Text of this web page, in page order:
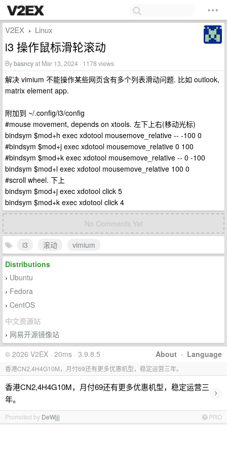
V2EX › Linux
i3 操作鼠标滑轮滚动
Bybasncyat Mar 13, 2024 · 1178 views
解决 vimium 不能操作某些网页含有多个列表滑动问题. 比如 outlook,
matrix element app.
附加到 ~/.config/i3/config
#mouse movement, depends on xtools. 左下上右(移动光标)
bindsym $mod+h exec xdotool mousemove_relative -- -100 0
#bindsym $mod+j exec xdotool mousemove_relative 0 100
#bindsym $mod+k exec xdotool mousemove_relative -- 0 -100
bindsym $mod+l exec xdotool mousemove_relative 100 0
#scroll wheel. 下上
bindsym $mod+j exec xdotool click 5
bindsym $mod+k exec xdotool click 4
No Comments Yet
i3 滚动
vimium
Distributions
› Ubuntu
› Fedora
› CentOS
中文资源站
› 网易开源镜像站
About · Language
© 2026 V2EX · 20ms · 3.9.8.5
香港CN2,4H4G10M，月付69还有更多优惠机型，稳定运营三年。
香港CN2,4H4G10M，月付69还有更多优惠机型，稳定运营三
年。
›
Promoted by DeWjjj PRO